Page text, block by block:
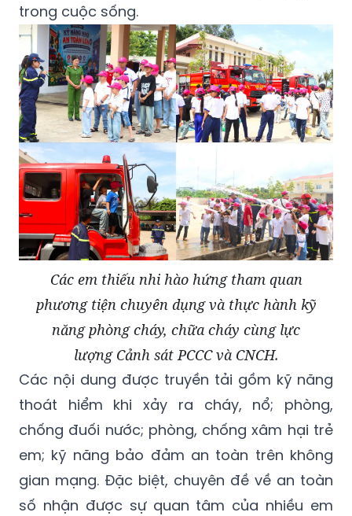
trong cuộc sống.
Các em thiếu nhi hào hứng tham quan
phương tiện chuyên dụng và thực hành kỹ
năng phòng cháy, chữa cháy cùng lực
lượng Cảnh sát PCCC và CNCH.
Các nội dung được truyền tải gồm kỹ năng
thoát hiểm khi xảy ra cháy, nổ; phòng,
chống đuối nước; phòng, chống xâm hại trẻ
em; kỹ năng bảo đảm an toàn trên không
gian mạng. Đặc biệt, chuyên đề về an toàn
số nhận được sự quan tâm của nhiều em